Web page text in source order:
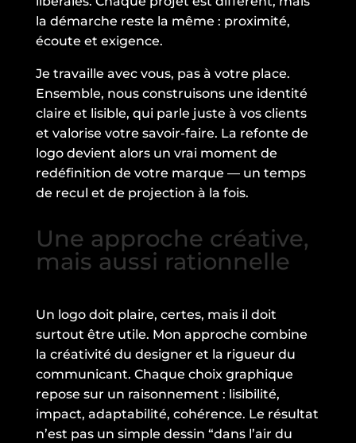
la démarche reste la même : proximité,
écoute et exigence.
Je travaille avec vous, pas à votre place.
Ensemble, nous construisons une identité
claire et lisible, qui parle juste à vos clients
et valorise votre savoir-faire. La refonte de
logo devient alors un vrai moment de
redéfinition de votre marque — un temps
de recul et de projection à la fois.
Une approche créative,
mais aussi rationnelle
Un logo doit plaire, certes, mais il doit
surtout être utile. Mon approche combine
la créativité du designer et la rigueur du
communicant. Chaque choix graphique
repose sur un raisonnement : lisibilité,
impact, adaptabilité, cohérence. Le résultat
n’est pas un simple dessin “dans l’air du